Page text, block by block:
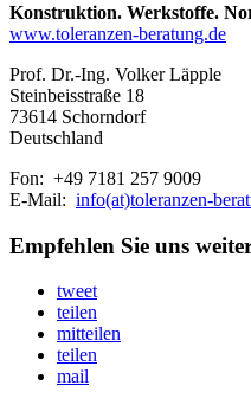
Konstruktion. Werkstoffe.
www.toleranzen-beratung.de
Prof. Dr.-Ing. Volker Läpple
Steinbeisstraße 18
73614 Schorndorf
Deutschland
Fon: +49 7181 257 9009
E-Mail: info(at)toleranzen-
Empfehlen Sie uns
tweet
teilen
mitteilen
teilen
mail